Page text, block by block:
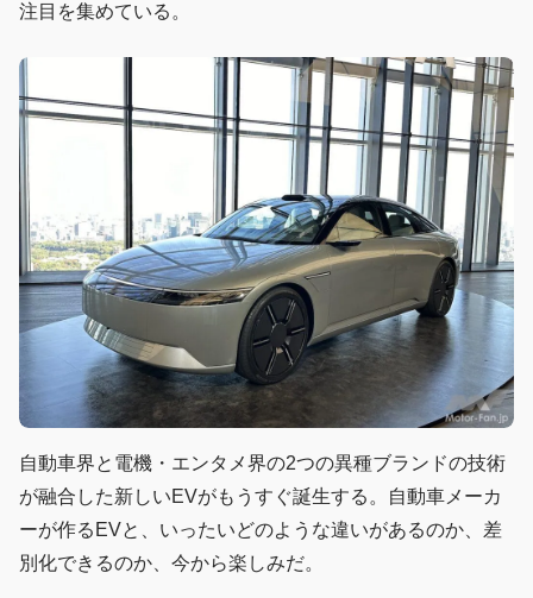
注目を集めている。
自動車界と電機・エンタメ界の2つの異種ブランドの技術
が融合した新しいEVがもうすぐ誕生する。自動車メーカ
ーが作るEVと、いったいどのような違いがあるのか、差
別化できるのか、今から楽しみだ。